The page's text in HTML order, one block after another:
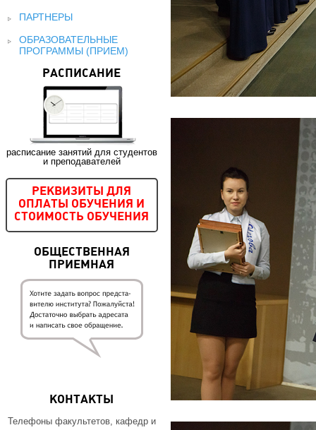
ПАРТНЕРЫ
ОБРАЗОВАТЕЛЬНЫЕ
ПРОГРАММЫ (ПРИЕМ)
РАСПИСАНИЕ
расписание занятий для студентов
и преподавателей
РЕКВИЗИТЫ ДЛЯ
ОПЛАТЫ ОБУЧЕНИЯ И
СТОИМОСТЬ ОБУЧЕНИЯ
ОБЩЕСТВЕННАЯ
ПРИЕМНАЯ
КОНТАКТЫ
Телефоны факультетов, кафедр и